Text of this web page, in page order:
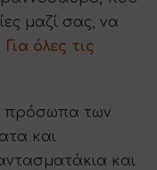
μαζί σας, να
Για όλες τις
πρόσωπα των
και
και